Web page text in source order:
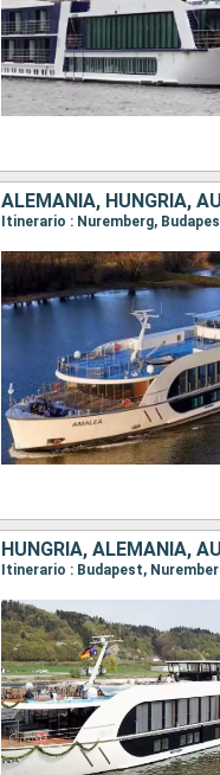
ALEMANIA, HUNGRÍA,
HUNGRÍA, ALEMANIA,